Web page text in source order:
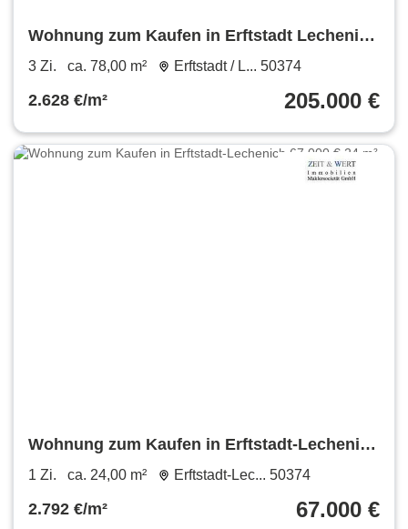
Wohnung zum Kaufen in Erftstadt Lechenich
205.000 € 78 m²
3 Zi. ca. 78,00 m² Erftstadt / L... 50374
2.628 €/m² 205.000 €
Wohnung zum Kaufen in Erftstadt-Lechenich
67.000 € 24 m²
1 Zi. ca. 24,00 m² Erftstadt-Lec... 50374
2.792 €/m² 67.000 €